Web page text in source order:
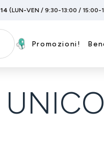
(LUN-VEN / 9:30-13:00 / 15:00-
Promozioni!